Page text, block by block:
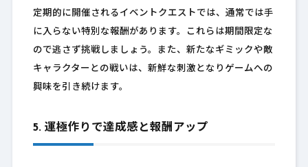
定期的に開催されるイベントクエストでは、通常では手
に入らない特別な報酬があります。これらは期間限定な
ので逃さず挑戦しましょう。また、新たなギミックや敵
キャラクターとの戦いは、新鮮な刺激となりゲームへの
興味を引き続けます。
5. 運極作りで達成感と報酬アップ